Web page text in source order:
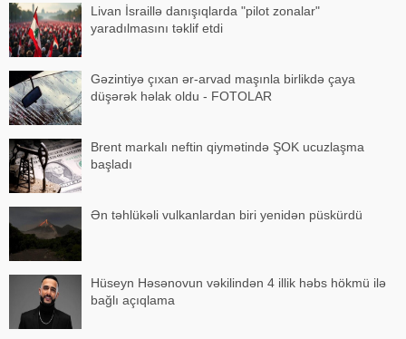
Livan İsraillə danışıqlarda "pilot zonalar"
yaradılmasını təklif etdi
Gəzintiyə çıxan ər-arvad maşınla birlikdə çaya
düşərək həlak oldu - FOTOLAR
Brent markalı neftin qiymətində ŞOK ucuzlaşma
başladı
Ən təhlükəli vulkanlardan biri yenidən püskürdü
Hüseyn Həsənovun vəkilindən 4 illik həbs hökmü ilə
bağlı açıqlama